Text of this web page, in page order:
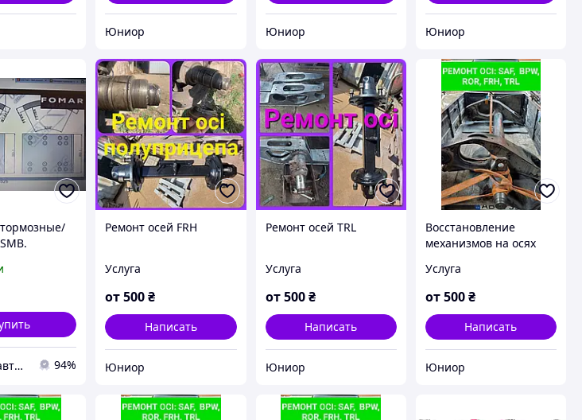
Юниор Юниор Юниор
все
Магазин автозапчастин TIR 94%
Ремонт осей FRH
Услуга
от500₴
Написать
Юниор
Ремонт осей TRL
Услуга
от 500 ₴
Написать
Юниор
Восстановление
механизмов на осях
Услуга
от500₴
Написать
Юниор